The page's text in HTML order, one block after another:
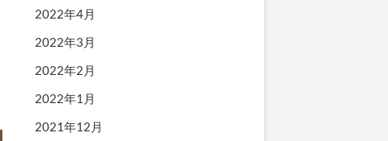
2022年4月
2022年3月
2022年2月
2022年1月
2021年12月